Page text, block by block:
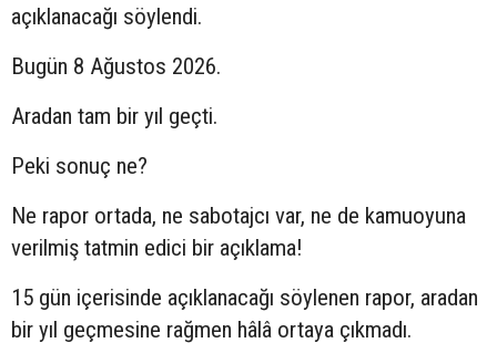
açıklanacağı söylendi.
Bugün 8 Ağustos 2026.
Aradan tam bir yıl geçti.
Peki sonuç ne?
Ne rapor ortada, ne sabotajcı var, ne de kamuoyuna
verilmiş tatmin edici bir açıklama!
15 gün içerisinde açıklanacağı söylenen rapor, aradan
bir yıl geçmesine rağmen hâlâ ortaya çıkmadı.